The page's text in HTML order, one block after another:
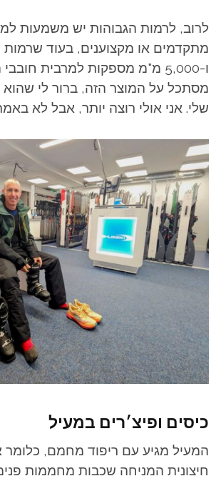
לרוב, לרמות הגבוהות יש משמעות
ו-5,000 מ"מ מספקות למרבית
מסתכל על המוצר הזה, ברור לי שהוא
שלי. אני אולי רוצה יותר, אבל לא
כיסים ופיצ׳רים במעיל
המעיל מגיע עם ריפוד מחמם, כלומר
חיצונית המניחה שכבות מחממות